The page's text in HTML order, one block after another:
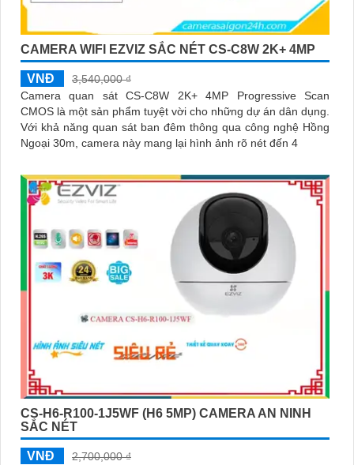
CAMERA WIFI EZVIZ SẮC NÉT CS-C8W 2K+ 4MP
VNĐ
3,540,000 ₫
Camera quan sát CS-C8W 2K+ 4MP Progressive Scan
CMOS là một sản phẩm tuyệt vời cho những dự án dân dụng.
Với khả năng quan sát ban đêm thông qua công nghệ Hồng
Ngoại 30m, camera này mang lại hình ảnh rõ nét đến 4
CS-H6-R100-1J5WF (H6 5MP) CAMERA AN NINH
SẮC NÉT
VNĐ
2,700,000 ₫